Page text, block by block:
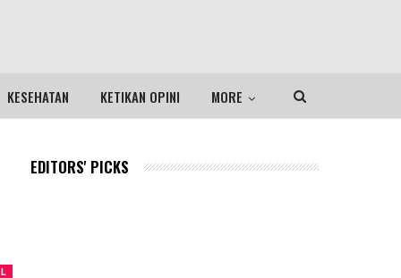
KESEHATAN KETIKAN OPINI MORE
EDITORS' PICKS